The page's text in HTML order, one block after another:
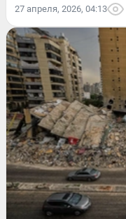
27 апреля, 2026, 04:13